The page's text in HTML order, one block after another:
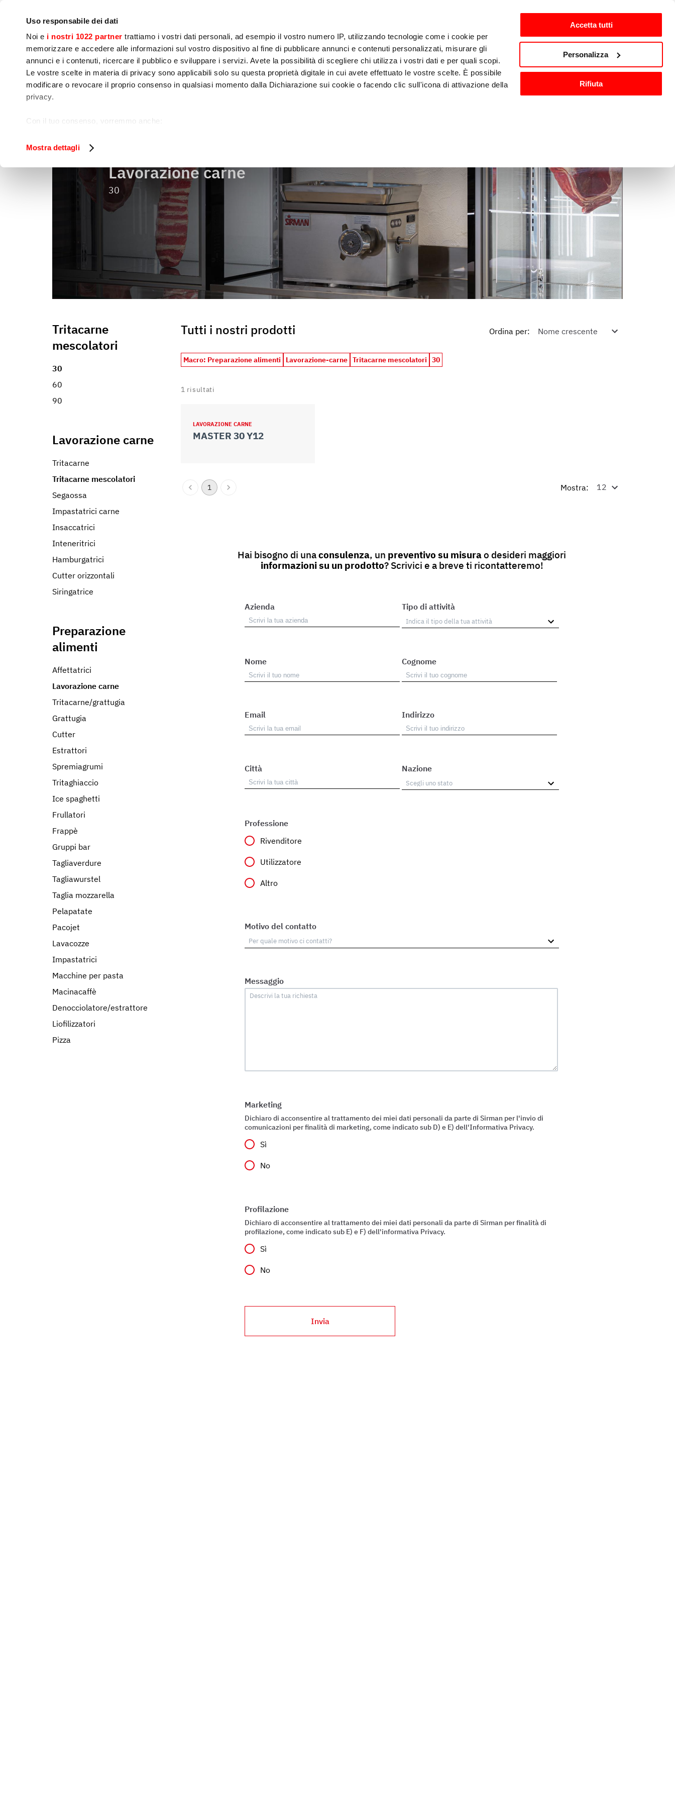
Uso responsabile dei dati
Noi e i nostri 1022 partner trattiamo i vostri dati personali, ad esempio il vostro numero IP, utilizzando tecnologie come i cookie per
memorizzare e accedere alle informazioni sul vostro dispositivo al fine di pubblicare annunci e contenuti personalizzati, misurare gli
annunci e i contenuti, ricercare il pubblico e sviluppare i servizi. Avete la possibilità di scegliere chi utilizza i vostri dati e per quali scopi.
Le vostre scelte in materia di privacy sono applicabili solo su questa proprietà digitale in cui avete effettuato le vostre scelte. È possibile
modificare o revocare il proprio consenso in qualsiasi momento dalla Dichiarazione sui cookie o facendo clic sull'icona di attivazione della
privacy.
Con il tuo consenso, vorremmo anche:
Identificare il tuo dispositivo, scansionandolo attivamente alla ricerca di caratteristiche specifiche (impronte digitali).
tuo consenso in qualsiasi momento dalla Dichiarazione sui cookie.
Utilizziamo i cookie per garantire che l’utente possa usufruire del servizio richiesto, per personalizzare contenuti ed annunci, per fornire
funzionalità dei social media e per analizzare il nostro traffico. Condividiamo inoltre informazioni sul modo in cui l’utente utilizza il nostro
sito con i nostri partner che si occupano di analisi dei dati web, pubblicità e social media, i quali potrebbero combinarle con altre
informazioni che ha fornito loro o che hanno raccolto dal suo utilizzo dei loro servizi.
Mostra dettagli
Accetta tutti
Personalizza
Rifiuta
Clienti it-IT
Cottura
Preparazione
Alimenti
Confezionamento Abbattitori
Esposizione e
Vendita
Lavaggio e
sanificazione
Lavorazione carne
30
Tritacarne
mescolatori
30
60
90
Lavorazione carne
Tritacarne
Tritacarne mescolatori
Segaossa
Impastatrici carne
Insaccatrici
Inteneritrici
Hamburgatrici
Cutter orizzontali
Siringatrice
Preparazione
alimenti
Affettatrici
Lavorazione carne
Tritacarne/grattugia
Grattugia
Cutter
Estrattori
Spremiagrumi
Tritaghiaccio
Ice spaghetti
Frullatori
Frappè
Gruppi bar
Tagliaverdure
Tagliawurstel
Taglia mozzarella
Pelapatate
Pacojet
Lavacozze
Impastatrici
Macchine per pasta
Macinacaffè
Denocciolatore/estrattore
Liofilizzatori
Pizza
Tutti i nostri prodotti Ordina per:
Macro: Preparazione alimenti Lavorazione-carne Tritacarne mescolatori 30
1 risultati
LAVORAZIONE CARNE
MASTER 30 Y12
1 Mostra:
Hai bisogno di unaconsulenza, un preventivo su misurao desideri maggiori
informazioni su un prodotto? Scrivici e a breve ti ricontatteremo!
Azienda Tipo di attività
Nome Cognome
Email Indirizzo
Città Nazione
Professione
Rivenditore
Utilizzatore
Altro
Motivo del contatto
Messaggio
Marketing
Dichiaro di acconsentire al trattamento dei miei dati personali da parte di Sirman per l'invio di
comunicazioni per finalità di marketing, come indicato sub D) e E) dell'Informativa Privacy.
Sì
No
Profilazione
Dichiaro di acconsentire al trattamento dei miei dati personali da parte di Sirman per finalità di
profilazione, come indicato sub E) e F) dell'informativa Privacy.
Sì
No
Invia